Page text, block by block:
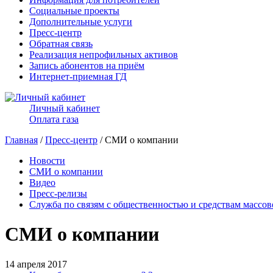
Социальные проекты
Дополнительные услуги
Пресс-центр
Обратная связь
Реализация непрофильных активов
Запись абонентов на приём
Интернет-приемная ГД
Личный кабинет
Оплата газа
Главная /Пресс-центр / СМИ о компании
Новости
СМИ о компании
Видео
Пресс-релизы
Служба по связям с общественностью и средствам
СМИ о компании
14 апреля 2017